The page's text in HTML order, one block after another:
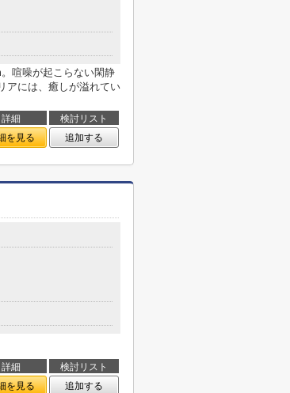
喧噪が起こらない閑静
アには、癒しが溢れてい
詳細
検討リスト
を見る 追加する
詳細
検討リスト
を見る 追加する